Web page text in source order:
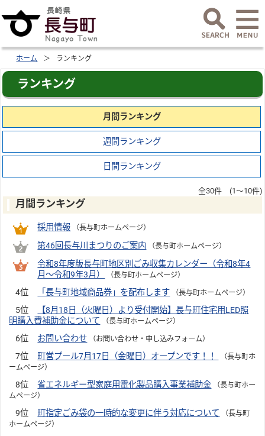
ホーム ランキング
ランキング
月間ランキング
週間ランキング
日間ランキング
全30件 (1～10件)
月間ランキング
採用情報 （長与町ホームページ）
第46回長与川まつりのご案内 （長与町ホームページ）
令和8年度版長与町地区別ごみ収集カレンダー（令和8年4
月～令和9年3月）
（長与町ホームページ）
4位 「長与町地域商品券」を配布します （長与町ホームページ）
5位
【8月18日（火曜日）より受付開始】長与町住宅用LED照
明購入費補助金について
（長与町ホームページ）
6位 お問い合わせ （お問い合わせ・申し込みフォーム）
7位 町営プール7月17日（金曜日）オープンです！！
（長与町ホ
ームページ）
8位 省エネルギー型家庭用電化製品購入事業補助金
（長与町ホー
ムページ）
9位 町指定ごみ袋の一時的な変更に伴う対応について
（長与町
ホームページ）